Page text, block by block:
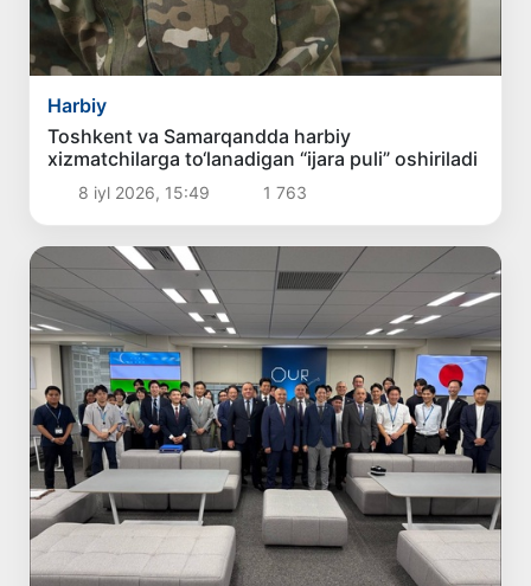
Harbiy
Toshkent va Samarqandda harbiy
xizmatchilarga to‘lanadigan “ijara puli” oshiriladi
8 iyl 2026, 15:49 1 763